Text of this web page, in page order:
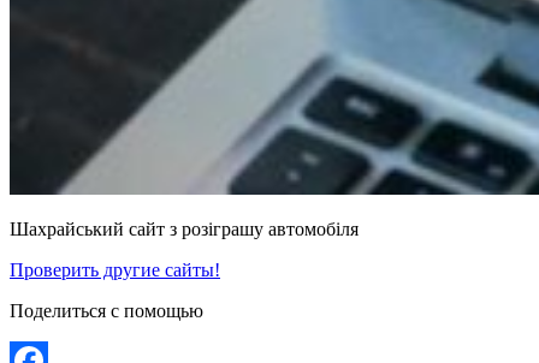
Шахрайський сайт з розіграшу автомобіля
Проверить другие сайты!
Поделиться с помощью